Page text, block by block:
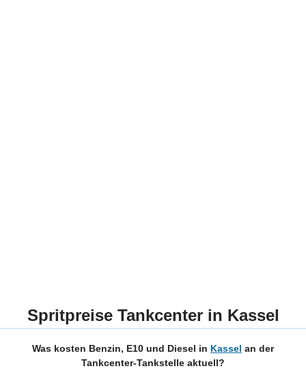
Spritpreise Tankcenter in Kassel
Was kosten Benzin, E10 und Diesel in Kassel an der
Tankcenter-Tankstelle aktuell?